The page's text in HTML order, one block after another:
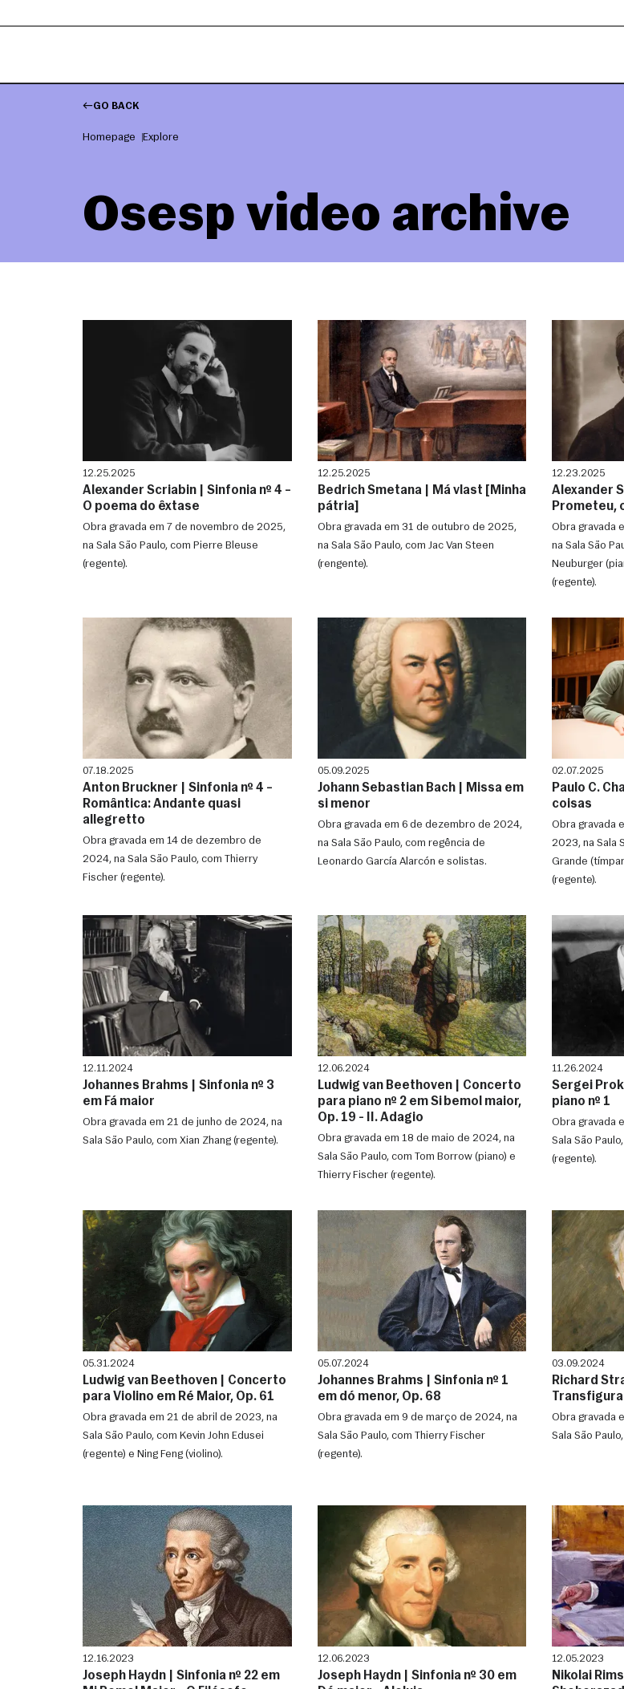
GO BACK
Homepage Explore
Osesp video archive
12.25.2025
Alexander Scriabin | Sinfonia nº 4 –
O poema do êxtase
Obra gravada em 7 de novembro de 2025,
na Sala São Paulo, com Pierre Bleuse
(regente).
12.25.2025
Bedrich Smetana | Má vlast [Minha
pátria]
Obra gravada em 31 de outubro de 2025,
na Sala São Paulo, com Jac Van Steen
(rengente).
12.23.2025
Alexander
Prometeu,
Obra gravada
na Sala São
Neuburger
(regente).
07.18.2025
Anton Bruckner | Sinfonia nº 4 –
Romântica: Andante quasi
allegretto
Obra gravada em 14 de dezembro de
2024, na Sala São Paulo, com Thierry
Fischer (regente).
05.09.2025
Johann Sebastian Bach | Missa em
si menor
Obra gravada em 6 de dezembro de 2024,
na Sala São Paulo, com regência de
Leonardo García Alarcón e solistas.
02.07.2025
Paulo C.
coisas
Obra gravada
2023, na Sala
Grande
(regente).
12.11.2024
Johannes Brahms | Sinfonia nº 3
em Fá maior
Obra gravada em 21 de junho de 2024, na
Sala São Paulo, com Xian Zhang (regente).
12.06.2024
Ludwig van Beethoven | Concerto
para piano nº 2 em Si bemol maior,
Op. 19 - II. Adagio
Obra gravada em 18 de maio de 2024, na
Sala São Paulo, com Tom Borrow (piano) e
Thierry Fischer (regente).
11.26.2024
Sergei
piano nº 1
Obra gravada
Sala São
(regente).
05.31.2024
Ludwig van Beethoven | Concerto
para Violino em Ré Maior, Op. 61
Obra gravada em 21 de abril de 2023, na
Sala São Paulo, com Kevin John Edusei
(regente) e Ning Feng (violino).
05.07.2024
Johannes Brahms | Sinfonia nº 1
em dó menor, Op. 68
Obra gravada em 9 de março de 2024, na
Sala São Paulo, com Thierry Fischer
(regente).
03.09.2024
Richard
Obra gravada
Sala São
12.16.2023
Joseph Haydn | Sinfonia nº 22 em
12.06.2023
Joseph Haydn | Sinfonia nº 30 em
12.05.2023
Nikolai